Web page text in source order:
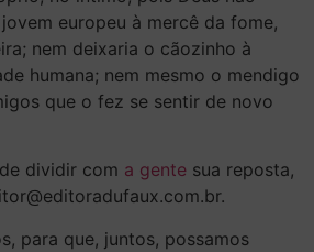
europeu à mercê da fome,
nem deixaria o cãozinho à
humana; nem mesmo o mendigo
que o fez se sentir de novo
dividir com a gente sua reposta,
.
para que, juntos, possamos